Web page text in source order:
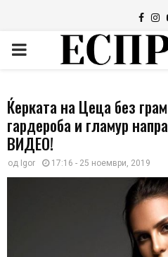
PRIMARY
Ќерката на Цеца без
гардероба и гламур
ВИДЕО!
од Igor 17:16 - 25 ноември, 2019